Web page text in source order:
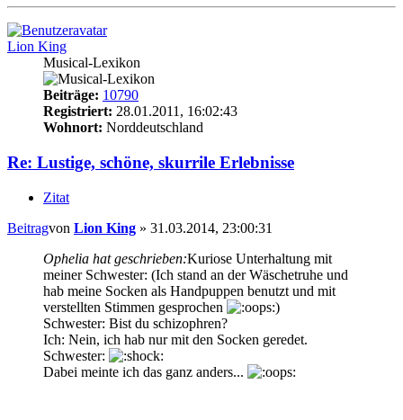
Lion King
Musical-Lexikon
Beiträge: 10790
Registriert: 28.01.2011, 16:02:43
Wohnort: Norddeutschland
Re: Lustige, schöne, skurrile Erlebnisse
Zitat
Beitragvon Lion King » 31.03.2014, 23:00:31
Ophelia hat geschrieben:Kuriose Unterhaltung mit
meiner Schwester: (Ich stand an der Wäschetruhe und
hab meine Socken als Handpuppen benutzt und mit
verstellten Stimmen gesprochen
)
Schwester: Bist du schizophren?
Ich: Nein, ich hab nur mit den Socken geredet.
Schwester:
Dabei meinte ich das ganz anders...